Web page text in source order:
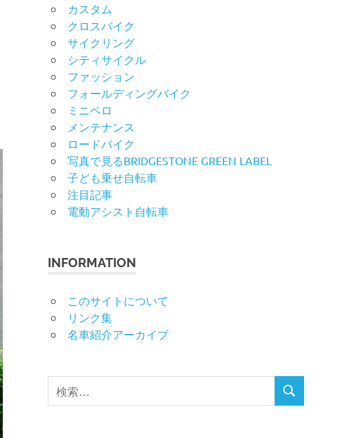
カスタム
クロスバイク
サイクリング
シティサイクル
ファッション
フォールディングバイク
ミニベロ
メンテナンス
ロードバイク
写真で見るBRIDGESTONE GREEN LABEL
子ども乗せ自転車
注目記事
電動アシスト自転車
INFORMATION
このサイトについて
リンク集
名車紹介アーカイブ
検
索
検